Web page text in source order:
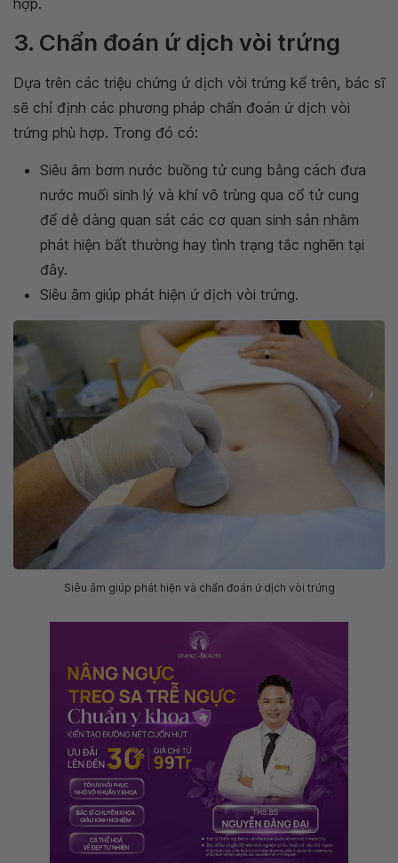
3. Chẩn đoán ứ dịch vòi trứng
Dựa trên các triệu chứng ứ dịch vòi trứng kể trên, bác sĩ
sẽ chỉ định các phương pháp chẩn đoán ứ dịch vòi
trứng phù hợp. Trong đó có:
Siêu âm bơm nước buồng tử cung bằng cách đưa
nước muối sinh lý và khí vô trùng qua cổ tử cung
để dễ dàng quan sát các cơ quan sinh sản nhằm
phát hiện bất thường hay tình trạng tắc nghẽn tại
đây.
Siêu âm giúp phát hiện ứ dịch vòi trứng.
Siêu âm giúp phát hiện và chẩn đoán ứ dịch vòi trứng